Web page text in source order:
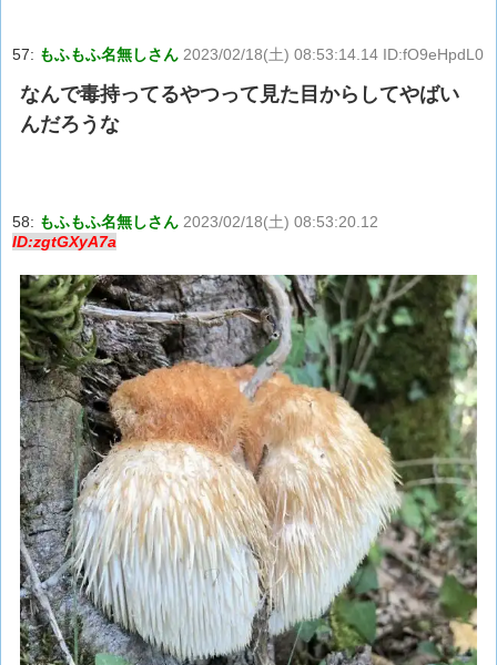
57: もふもふ名無しさん 2023/02/18(土) 08:53:14.14 ID:fO9eHpdL0
なんで毒持ってるやつって見た目からしてやばい
んだろうな
58: もふもふ名無しさん 2023/02/18(土) 08:53:20.12
ID:zgtGXyA7a